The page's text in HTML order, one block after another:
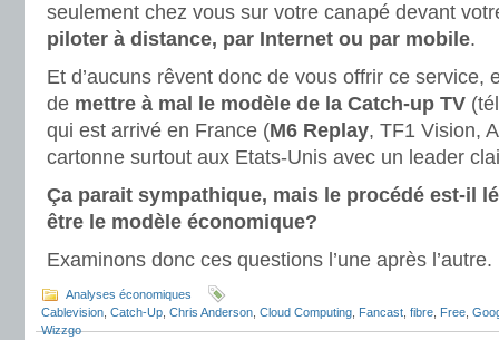
seulement chez vous sur votre canapé devant
piloter à distance, par Internet ou par mobile.
Et d’aucuns rêvent donc de vous offrir ce service,
de mettre à mal le modèle de la Catch-up TV
qui est arrivé en France (M6 Replay, TF1 Vision,
cartonne surtout aux Etats-Unis avec un leader
Ça parait sympathique, mais le procédé est-il
être le modèle économique?
Examinons donc ces questions l’une après l’autre.
Analyses économiques
Cablevision Catch-Up Chris Anderson Cloud Computing Fancast fibre Free
Wizzgo